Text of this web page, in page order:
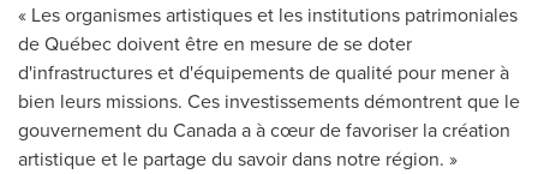
« Les organismes artistiques et les institutions patrimoniales
de Québec doivent être en mesure de se doter
d'infrastructures et d'équipements de qualité pour mener à
bien leurs missions. Ces investissements démontrent que le
gouvernement du Canadaa à cœur de favoriser la création
artistique et le partage du savoir dans notre région. »